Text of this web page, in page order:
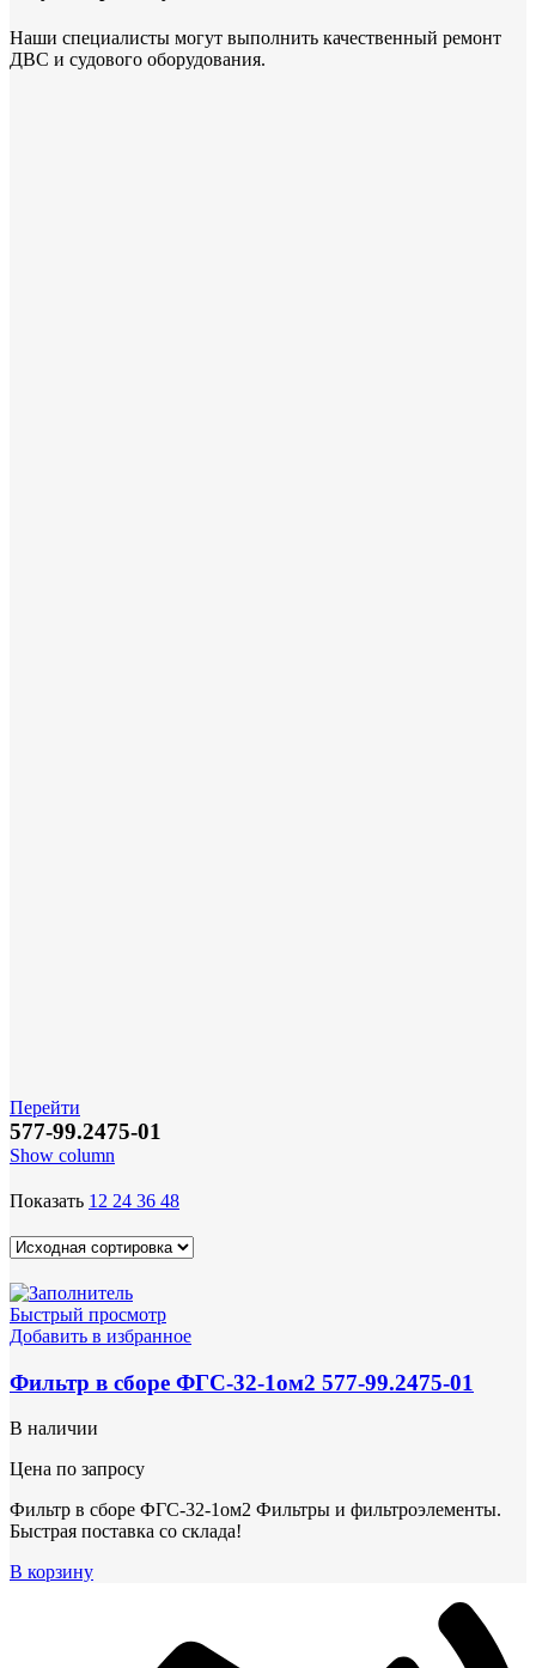
Наши специалисты могут выполнить качественный ремонт
ДВС и судового оборудования.
Перейти
577-99.2475-01
Show column
Показать 12 24 36 48
Быстрый просмотр
Добавить в избранное
Фильтр в сборе ФГС-32-1ом2 577-99.2475-01
В наличии
Цена по запросу
Фильтр в сборе ФГС-32-1ом2 Фильтры и фильтроэлементы.
Быстрая поставка со склада!
В корзину